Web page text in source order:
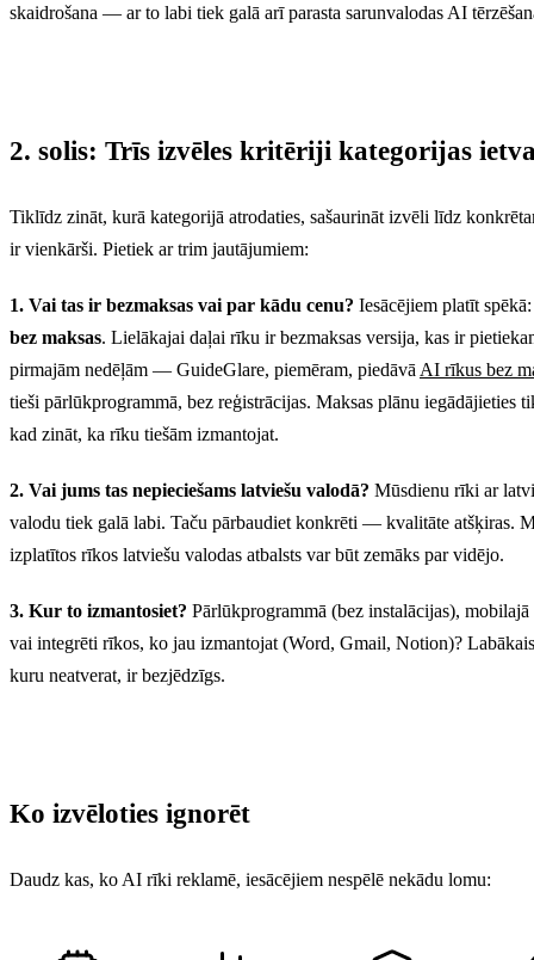
skaidrošana — ar to labi tiek galā arī parasta sarunvalodas AI
2. solis: Trīs izvēles kritēriji kategorijas
Tiklīdz zināt, kurā kategorijā atrodaties, sašaurināt izvēli līdz
ir vienkārši. Pietiek ar trim jautājumiem:
1. Vai tas ir bezmaksas vai par kādu cenu? Iesācējiem platīt
bez maksas. Lielākajai daļai rīku ir bezmaksas versija, kas ir
pirmajām nedēļām — GuideGlare, piemēram, piedāvā AI rīkus bez
tieši pārlūkprogrammā, bez reģistrācijas. Maksas plānu iegādājieties
kad zināt, ka rīku tiešām izmantojat.
2. Vai jums tas nepieciešams latviešu valodā? Mūsdienu rīki ar
valodu tiek galā labi. Taču pārbaudiet konkrēti — kvalitāte atšķiras.
izplatītos rīkos latviešu valodas atbalsts var būt zemāks par vidējo.
3. Kur to izmantosiet? Pārlūkprogrammā (bez instalācijas), mobilajā
vai integrēti rīkos, ko jau izmantojat (Word, Gmail, Notion)?
kuru neatverat, ir bezjēdzīgs.
Ko izvēloties ignorēt
Daudz kas, ko AI rīki reklamē, iesācējiem nespēlē nekādu lomu: